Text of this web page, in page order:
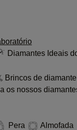
Diamantes Ideais
Brincos de diamante
os nossos
Pera Almofada